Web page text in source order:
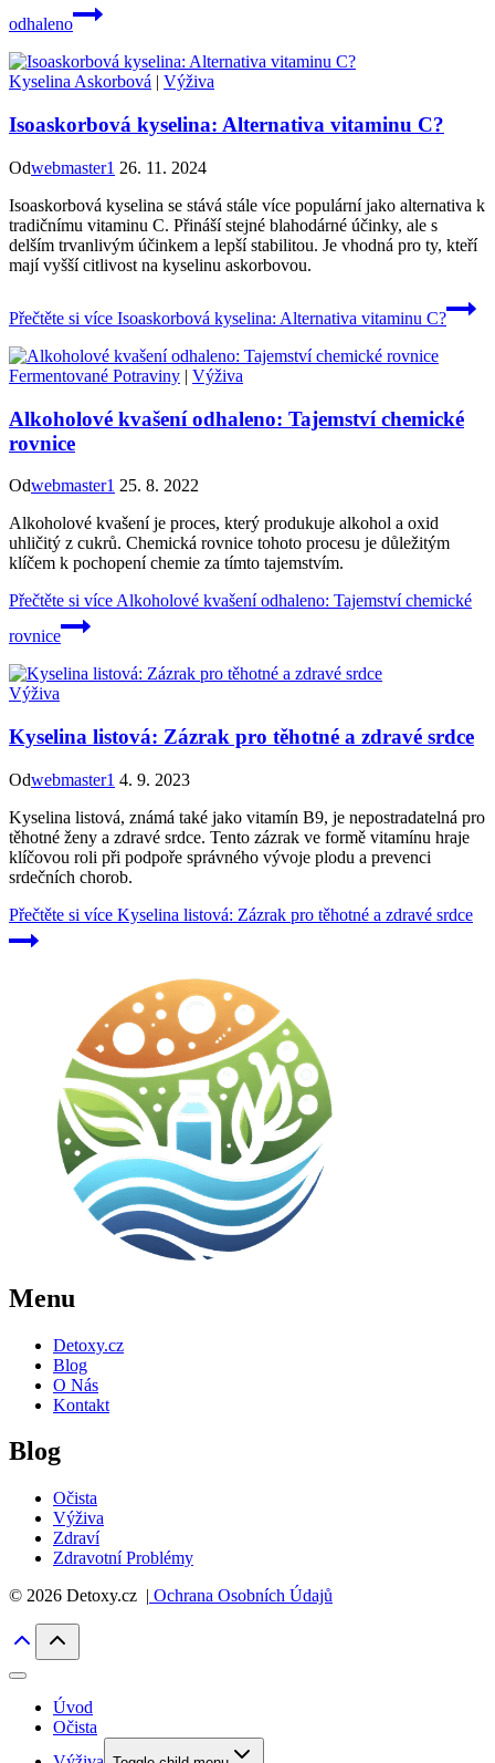
odhaleno
Kyselina Askorbová | Výživa
Isoaskorbová kyselina: Alternativa vitaminu C?
Odwebmaster1 26. 11. 2024
Isoaskorbová kyselina se stává stále více populární jako alternativa k
tradičnímu vitaminu C. Přináší stejné blahodárné účinky, ale s
delším trvanlivým účinkem a lepší stabilitou. Je vhodná pro ty, kteří
mají vyšší citlivost na kyselinu askorbovou.
Přečtěte si více Isoaskorbová kyselina: Alternativa vitaminu C?
Fermentované Potraviny | Výživa
Alkoholové kvašení odhaleno: Tajemství chemické
rovnice
Odwebmaster1 25. 8. 2022
Alkoholové kvašení je proces, který produkuje alkohol a oxid
uhličitý z cukrů. Chemická rovnice tohoto procesu je důležitým
klíčem k pochopení chemie za tímto tajemstvím.
Přečtěte si více Alkoholové kvašení odhaleno: Tajemství chemické
rovnice
Výživa
Kyselina listová: Zázrak pro těhotné a zdravé srdce
Odwebmaster1 4. 9. 2023
Kyselina listová, známá také jako vitamín B9, je nepostradatelná pro
těhotné ženy a zdravé srdce. Tento zázrak ve formě vitamínu hraje
klíčovou roli při podpoře správného vývoje plodu a prevenci
srdečních chorob.
Přečtěte si více Kyselina listová: Zázrak pro těhotné a zdravé srdce
Menu
Detoxy.cz
Blog
O Nás
Kontakt
Blog
Očista
Výživa
Zdraví
Zdravotní Problémy
© 2026 Detoxy.cz | Ochrana Osobních Údajů
Úvod
Očista